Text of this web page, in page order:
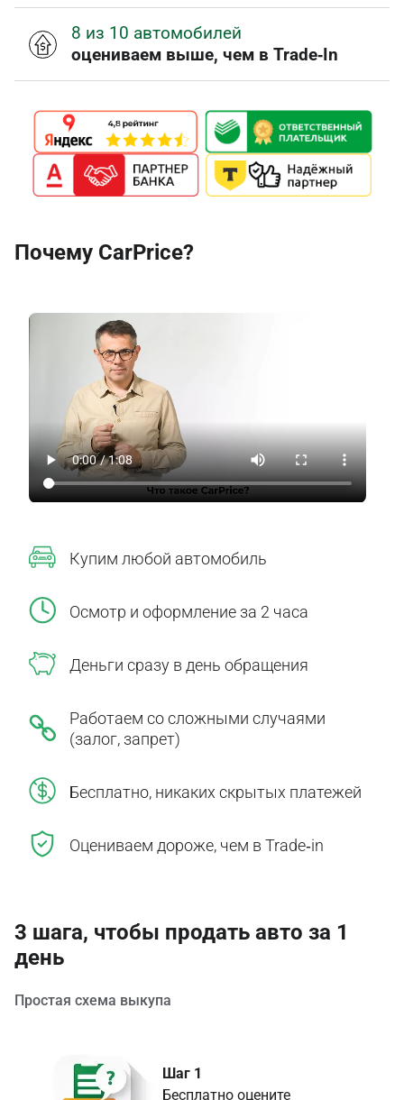
8 из 10 автомобилей
оцениваем выше, чем в Trade‑In
Почему CarPrice?
Купим любой автомобиль
Осмотр и оформление за 2 часа
Деньги сразу в день обращения
Работаем со сложными случаями
(залог, запрет)
Бесплатно, никаких скрытых платежей
Оцениваем дороже, чем в Trade‑in
3 шага, чтобы продать авто за 1
день
Простая схема выкупа
Шаг 1
Бесплатно оцените